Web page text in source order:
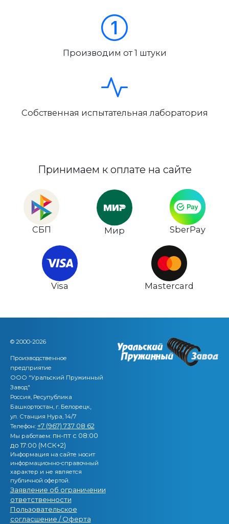
Производим от 1 штуки
Собственная испытательная лаборатория
Принимаем к оплате на сайте
СБП Мир SberPay
Visa Mastercard
© 2000-2026
Производственное
предприятие
ООО "Уральский Пружинный
Завод"
Россия, Ресупублика
Башкортостан, г. Белорецк,
ул. Станция Нура, 14/7
Телефон: +7 (967) 737 08 62
Мы работаем: пн-пт с 08:00
до 17:00 (МСК+2)
Информация на сайте носит
информационно-справочный
характер и не является
публичной офертой.
Заявление об ограничении
ответственности
Пользовательское
согласшение / Оферта